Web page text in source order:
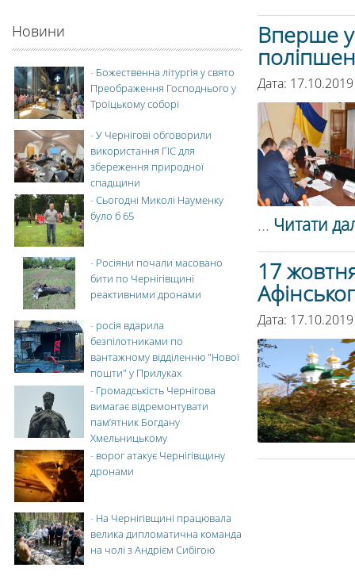
Вперше у
Дата:
... Читати
17
Дата:
Новини
- Божественна літургія у свято
Преображення Господнього у
Троїцькому соборі
-У Чернігові обговорили
використання ГІС для
збереження природної
спадщини
-Сьогодні Миколі Науменку
було б 65
- Росіяни почали масовано
бити по Чернігівщині
реактивними дронами
- росія вдарила
безпілотниками по
вантажному відділенню "Нової
пошти" у Прилуках
- Громадськість Чернігова
вимагає відремонтувати
пам’ятник Богдану
Хмельницькому
- ворог атакує Чернігівщину
дронами
- На Чернігівщині працювала
велика дипломатична команда
на чолі з Андрієм Сибігою